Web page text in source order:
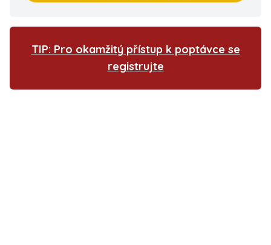
TIP: Pro okamžitý přístup k poptávce se
registrujte